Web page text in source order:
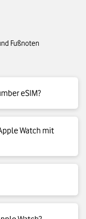
Fußnoten
eSIM?
zur Buchung einer
sich an Ihre
einen
Watch mit